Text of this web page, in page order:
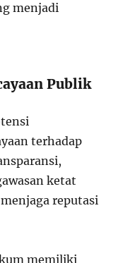
menjadi
Publik
terhadap
ketat
reputasi
memiliki